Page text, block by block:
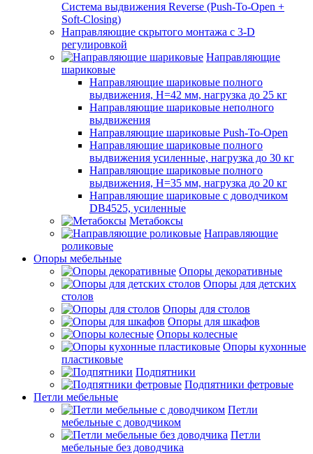
Система выдвижения Reverse (Push-To-Open +
Soft-Closing)
Направляющие скрытого монтажа с 3-D
регулировкой
Направляющие
шариковые
Направляющие шариковые полного
выдвижения, H=42 мм, нагрузка до 25 кг
Направляющие шариковые неполного
выдвижения
Направляющие шариковые Push-To-Open
Направляющие шариковые полного
выдвижения усиленные, нагрузка до 30 кг
Направляющие шариковые полного
выдвижения, H=35 мм, нагрузка до 20 кг
Направляющие шариковые с доводчиком
DB4525, усиленные
Метабоксы
Направляющие
роликовые
Опоры мебельные
Опоры декоративные
Опоры для детских
столов
Опоры для столов
Опоры для шкафов
Опоры колесные
Опоры кухонные
пластиковые
Подпятники
Подпятники фетровые
Петли мебельные
Петли
мебельные с доводчиком
Петли
мебельные без доводчика